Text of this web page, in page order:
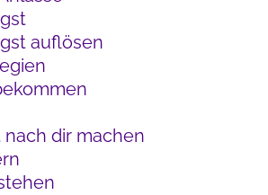
auflösen
dir machen